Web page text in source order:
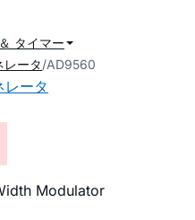
タイマー
ータ AD9560
ータ
Modulator